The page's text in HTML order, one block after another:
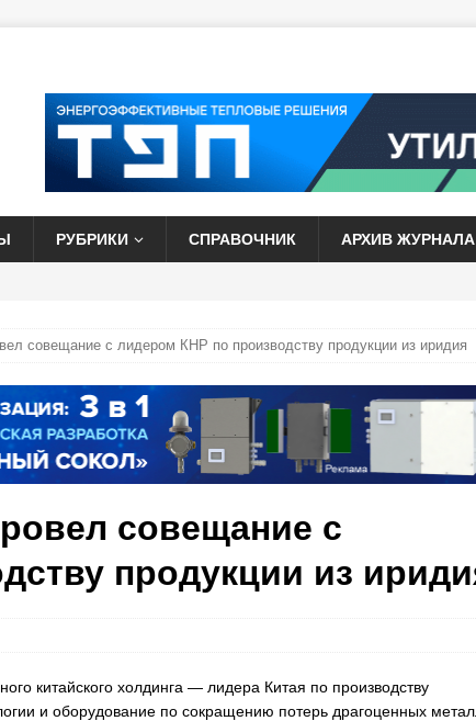
РУБРИКИ СПРАВОЧНИК АРХИВ ЖУРНАЛА
совещание с лидером КНР по производству продукции из иридия
совещание с
продукции из
китайского холдинга — лидера Китая по производству
и оборудование по сокращению потерь драгоценных